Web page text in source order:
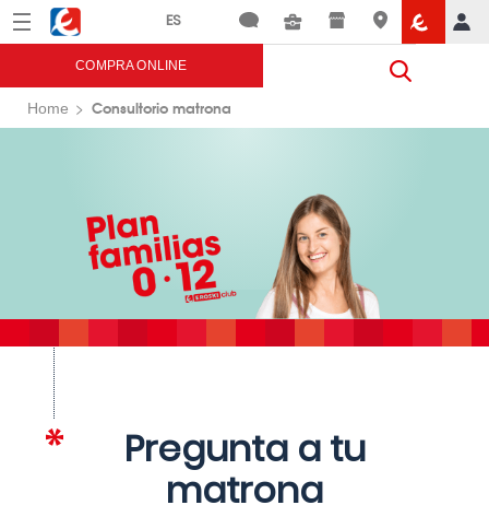
Menú Eroski
COMPRA ONLINE
Home Consultorio matrona
Pregunta a tu
matrona